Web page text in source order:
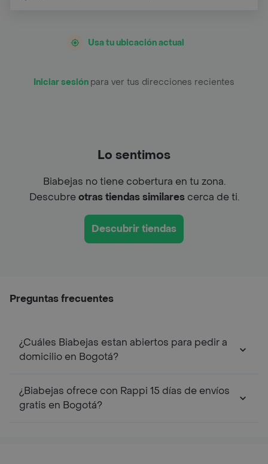
Usa tu ubicación actual
Iniciar sesión para ver tus direcciones recientes
Lo sentimos
Biabejas no tiene cobertura en tu zona.
Descubreotras tiendas similarescerca de ti.
Descubrir tiendas
Preguntas frecuentes
¿Cuáles Biabejas estan abiertos para pedir a
domicilio en Bogotá?
¿Biabejas ofrece con Rappi 15 días de envíos
gratis en Bogotá?